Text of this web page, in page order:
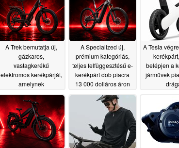
A Trek bemutatja új,
gázkaros,
vastagkerékű
elektromos kerékpárját,
amelynek
mérföld07/27/2026
A Specialized új,
prémium kategóriás,
teljes felfüggesztésű e-
kerékpárt dob piacra
13 000 dolláros áron
07/25/2026
A Tesla
belépjen a
járművek
07/18/